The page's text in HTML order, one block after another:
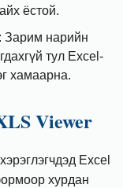
ёстой.
Зарим нарийн
тул Excel-
хамаарна.
Viewer
Excel
хурдан